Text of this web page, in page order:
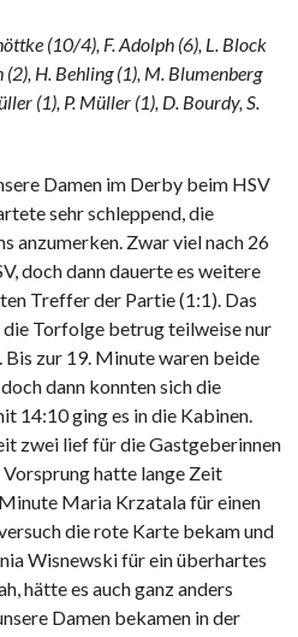
(10/4), F. Adolph (6), L. Block
(2), H. Behling (1), M. Blumenberg
(1), P. Müller (1), D. Bourdy, S.
Damen im Derby beim HSV
sehr schleppend, die
anzumerken. Zwar viel nach 26
doch dann dauerte es weitere
Treffer der Partie (1:1). Das
die Torfolge betrug teilweise nur
Bis zur 19. Minute waren beide
dann konnten sich die
14:10 ging es in die Kabinen.
zwei lief für die Gastgeberinnen
hatte lange Zeit
Maria Krzatala für einen
die rote Karte bekam und
Wisnewski für ein überhartes
hätte es auch ganz anders
Damen bekamen in der